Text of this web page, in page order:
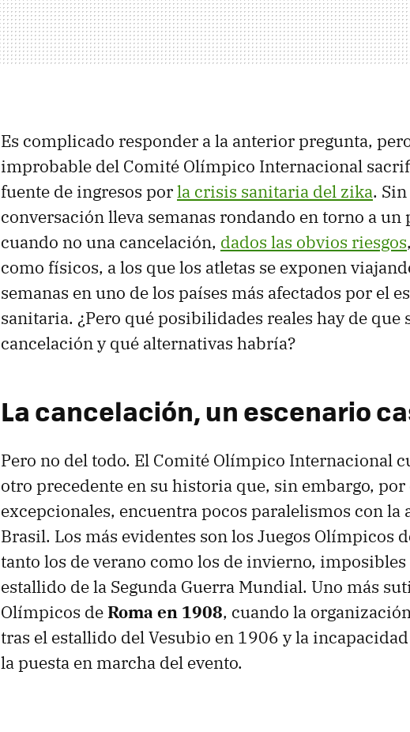
Es complicado responder a la anterior pregunta,
improbable del Comité Olímpico Internacional
fuente de ingresos porla crisis sanitaria del zika.
conversación lleva semanas rondando en torno a un
cuando no una cancelación, dados las obvios riesgos
como físicos, a los que los atletas se exponen
semanas en uno de los países más afectados por el
sanitaria. ¿Pero qué posibilidades reales hay de que
cancelación y qué alternativas habría?
La cancelación, un escenario
Pero no del todo. El Comité Olímpico Internacional
otro precedente en su historia que, sin embargo,
excepcionales, encuentra pocos paralelismos con la
Brasil. Los más evidentes son los Juegos Olímpicos
tanto los de verano como los de invierno,
estallido de la Segunda Guerra Mundial. Uno más
Olímpicos deRoma en 1908, cuando la
tras el estallido del Vesubio en 1906 y la
la puesta en marcha del evento.